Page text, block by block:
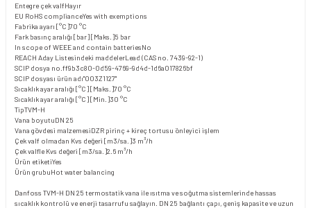
Entegre çek valfHayır
EU RoHS complianceYes with exemptions
Fabrika ayarı [°C]70 °C
Fark basınç aralığı [bar] [Maks.]5 bar
In scope of WEEE and contain batteriesNo
REACH Aday Listesindeki maddelerLead (CAS no. 7439-92-1)
SCIP dosya no.ff9b3c80-0d59-4769-9d4d-1d6a017826bf
SCIP dosyası ürün adı"003Z1127"
Sıcaklık ayar aralığı [°C] [Maks.]70 °C
Sıcaklık ayar aralığı [°C] [Min.]30 °C
TipTVM-H
Vana boyutuDN 25
Vana gövdesi malzemesiDZR pirinç + kireç tortusu önleyici işlem
Çek valf olmadan Kvs değeri [m3/sa.]3 m³/h
Çek valfle Kvs değeri [m3/sa.]2.6 m³/h
Ürün etiketiYes
Ürün grubuHot water balancing
Danfoss TVM-H DN 25 termostatik vana ile ısıtma ve soğutma sistemlerinde hassas
sıcaklık kontrolü ve enerji tasarrufu sağlayın. DN 25 bağlantı çapı, geniş kapasite ve uzun